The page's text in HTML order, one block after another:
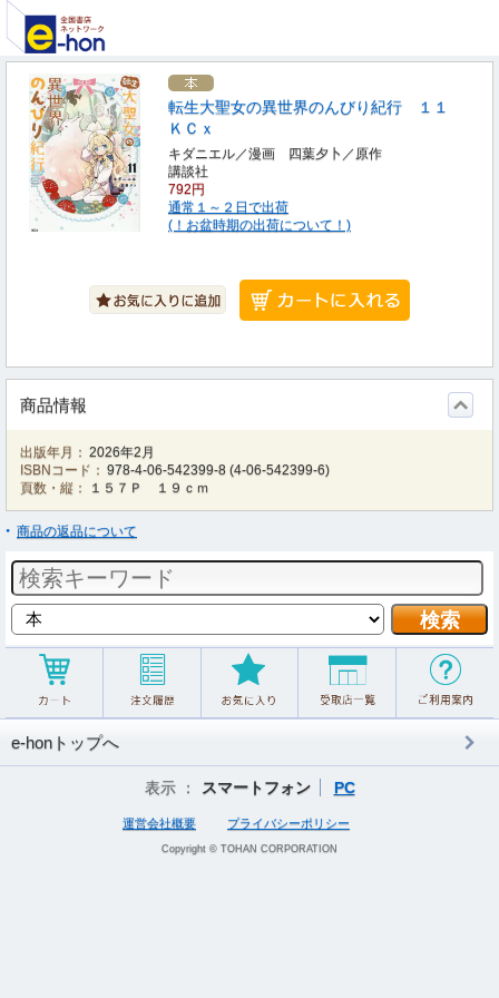
転生大聖女の異世界のんびり紀行 １１
ＫＣｘ
キダニエル／漫画 四葉夕卜／原作
講談社
792円
通常１～２日で出荷
(！お盆時期の出荷について！)
商品情報
出版年月： 2026年2月
ISBNコード： 978-4-06-542399-8 (4-06-542399-6)
頁数・縦：
１５７Ｐ １９ｃｍ
商品の返品について
e-honトップへ
表示 ： スマートフォン PC
運営会社概要 プライバシーポリシー
Copyright © TOHAN CORPORATION